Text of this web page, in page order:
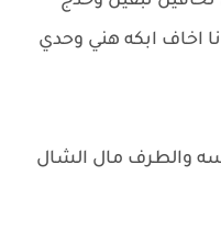
اخاف ابكه هني وحدي
والطرف مال الشال